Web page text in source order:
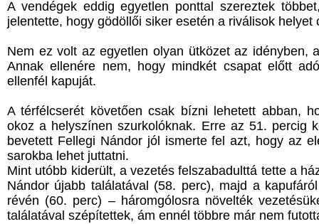
A vendégek eddig egyetlen ponttal szereztek
jelentette, hogy gödöllői siker esetén a riválisok
Nem ez volt az egyetlen olyan ütközet az idényben,
Annak ellenére nem, hogy mindkét csapat előtt
ellenfél kapuját.
A térfélcserét követően csak bízni lehetett abban,
okoz a helyszínen szurkolóknak. Erre az 51. percig
bevetett Fellegi Nándor jól ismerte fel azt, hogy az
sarokba lehet juttatni.
Mint utóbb kiderült, a vezetés felszabadulttá tette a
Nándor újabb találatával (58. perc), majd a
révén (60. perc) – háromgólosra növelték
találatával szépítettek, ám ennél többre már nem